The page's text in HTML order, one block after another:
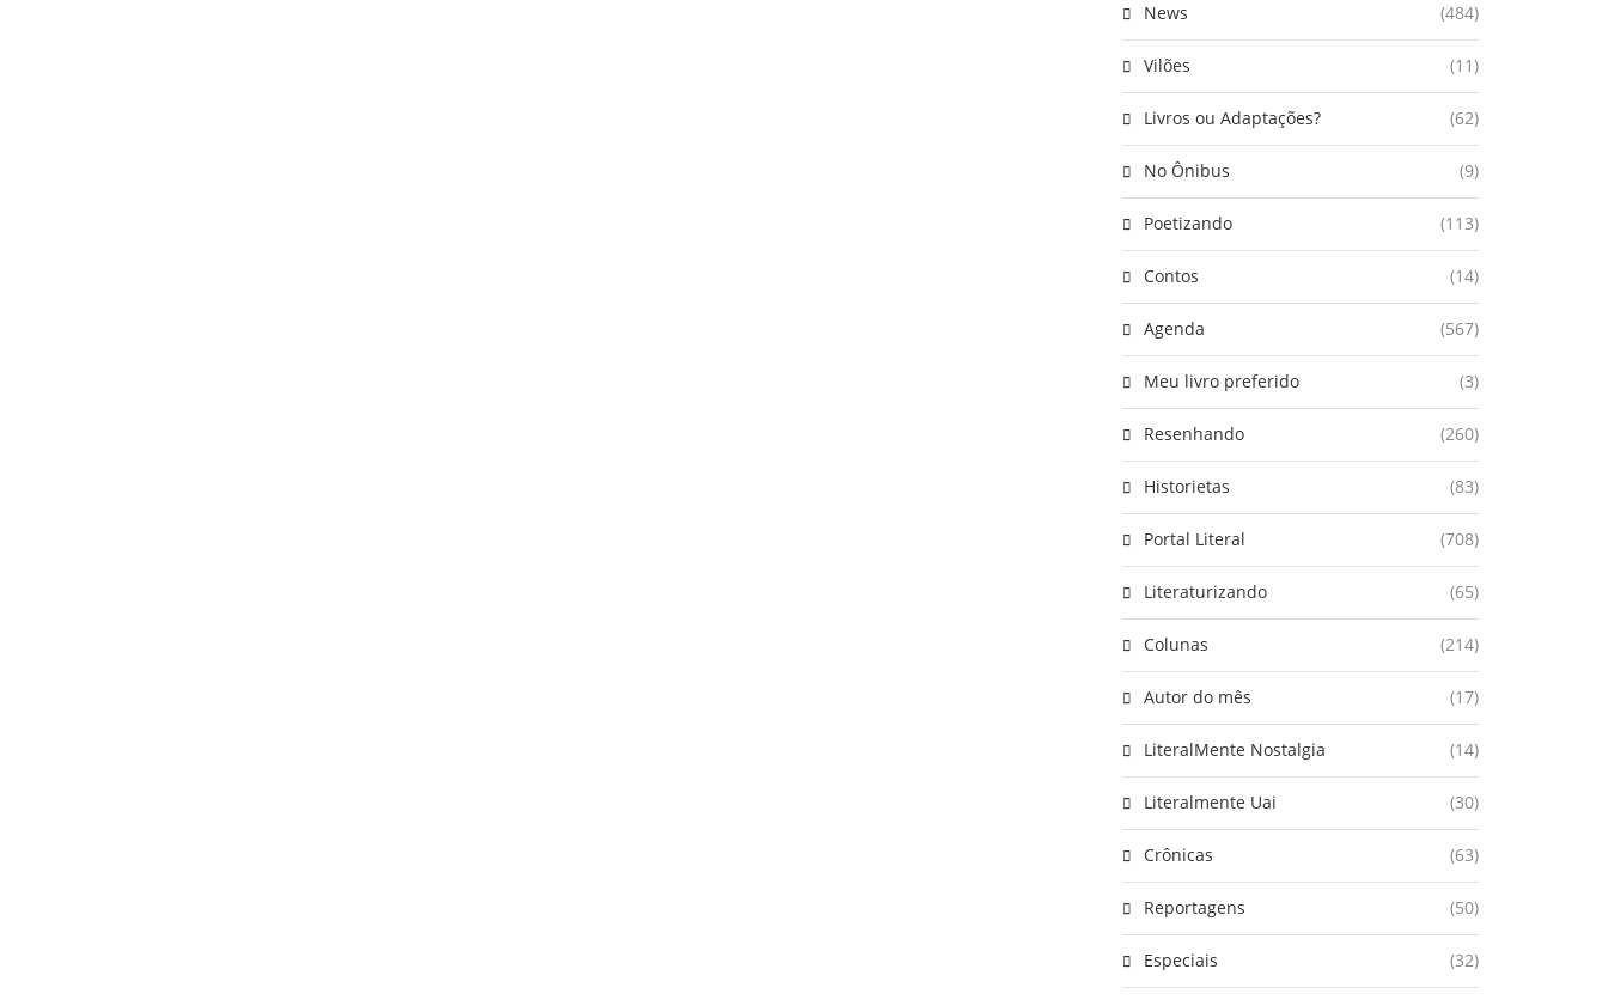
News (484)
Vilões (11)
Livros ou Adaptações? (62)
No Ônibus (9)
Poetizando (113)
Contos (14)
Agenda (567)
Meu livro preferido (3)
Resenhando (260)
Historietas (83)
Portal Literal (708)
Literaturizando (65)
Colunas (214)
Autor do mês (17)
LiteralMente Nostalgia (14)
Literalmente Uai (30)
Crônicas (63)
Reportagens (50)
Especiais (32)